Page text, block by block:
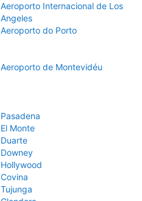
Aeroporto Internacional de Los
Angeles
Aeroporto do Porto
Aeroporto de Montevidéu
Pasadena
El Monte
Duarte
Downey
Hollywood
Covina
Tujunga